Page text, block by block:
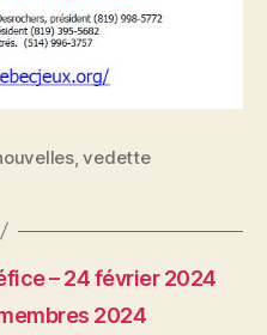
,vedette
– 24 février 2024
2024